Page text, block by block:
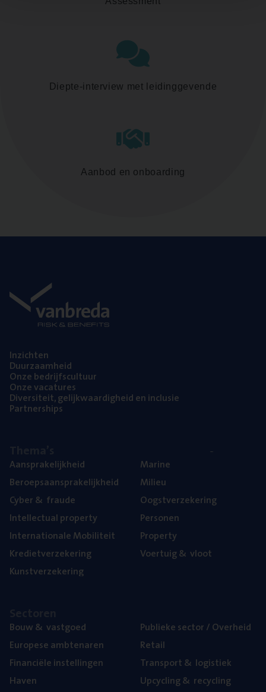
Diepte-interview met leidinggevende
Aanbod en onboarding
Inzich­ten
Duur­zaam­heid
Onze bedrijfs­cul­tuur
Onze vaca­tu­res
Diver­si­teit, gelijk­waar­dig­heid en inclusie
Part­ner­ships
Aan­spra­ke­lijk­heid
Beroeps­aan­spra­ke­lijk­heid
Cyber& fraude
Intel­lec­tu­al property
Inter­na­ti­o­na­le Mobiliteit
Kre­diet­ver­ze­ke­ring
Kunst­ver­ze­ke­ring
Mari­ne
Mili­eu
Oogst­ver­ze­ke­ring
Per­so­nen
Pro­per­ty
Voer­tuig& vloot
Bouw& vastgoed
Euro­pe­se ambtenaren
Finan­ci­ë­le instellingen
Haven
Publie­ke sec­tor / Overheid
Retail
Trans­port& logistiek
Upcy­cling& recycling